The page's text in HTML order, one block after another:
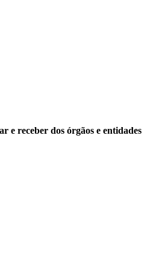
e receber dos órgãos e entidades